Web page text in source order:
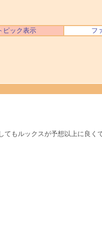
ピック表示 フ
もルックスが予想以上に良く